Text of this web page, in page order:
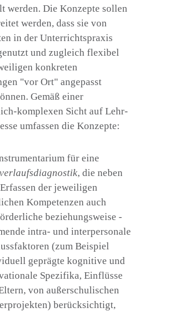
werden. Die Konzepte sollen
werden, dass sie von
in der Unterrichtspraxis
und zugleich flexibel
konkreten
"vor Ort" angepasst
Gemäß einer
komplexen Sicht auf Lehr-
umfassen die Konzepte:
für eine
, die neben
der jeweiligen
Kompetenzen auch
beziehungsweise -
intra- und interpersonale
(zum Beispiel
geprägte kognitive und
Spezifika, Einflüsse
von außerschulischen
berücksichtigt,